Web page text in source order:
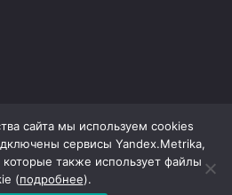
Ростовской области
сайта мы используем cookies
сервисы Yandex.Metrika,
также использует файлы
(подробнее).